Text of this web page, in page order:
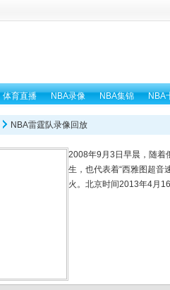
体育直播 NBA录像 NBA集锦 NBA
NBA雷霆队录像回放
2008年9月3日早晨，随着
生，也代表着“西雅图超音
火。北京时间2013年4月